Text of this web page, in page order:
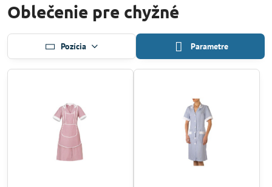
Oblečenie pre chyžné
Pozícia Parametre